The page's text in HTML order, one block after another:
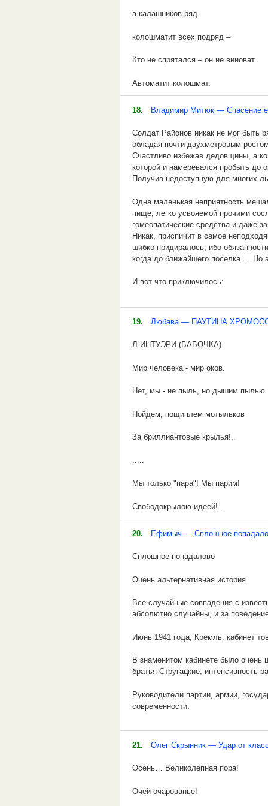
Н а ч а л ь н и к. Пилот, придурок!
а калашников ряд
колошматит всех подряд –
Кто не спрятался – он не виноват.
Автоматит колошмат.
Циркулирует циркач
Трюкачается трюкач
И солирует солист
Дирижёрит дирижёр
А скрипач скрипачит.
Музыканит музыкант
Пианинит пианист
– в боку перо
а топорствует в упор
и лоббирует об лоб.
Гастролирует газ-троль
Хлебопечет хлебороб
Квартирует квартирант
Педалирует педант.
Словарями слов сорит.
18. Владимир Митюк — Спасение
Солдат Районов никак не мог быть
обладая почти двухметровым
Счастливо избежав дедовщины, а
которой и намеревался пробыть до
Получив недоступную для многих
Одна маленькая неприятность
пище, легко усвояемой прочими
гомеопатические средства и даже
Никак, приспичит в самое
шибко придиралось, ибо
когда до ближайшего поселка…. Но
И вот что приключилось:
И Районов приступил к
19. Любава — ПАУТИНА
Л.ИНТУЭРИ (БАБОЧКА)
Мир человека - мир оков.
Нет, мы - не пыль, но дышим
Пойдем, пощиплем мотыльков
За бриллиантовые крылья!..
Мы только "пара"! Мы парим!
Свободокрылою идеей!..
На диалекте "evergreen",
Целуют души орхидеи!..
...
О, вы, искатели хандры,
Из паутины хромосома!
***
20. Ефимыч — Сплошное
Сплошное попадалово
Очень альтернативная история
Все случайные совпадения с
абсолютно случайны, и за
Июнь 1941 года, Кремль, кабинет
В знаменитом кабинете было
братья Стругацкие, интенсивность
Руководители партии, армии,
современности.
Обсуждение шло весьма бурно, но
В дальнем углу кабинета бывший
Мехлиса к тому, чтобы
родственникам в САСШ. Лев
Литвиновым никак не хотел.
21. Олег Скрынник — Удар от
Осень… Великолепная пора!
Очей очарованье!